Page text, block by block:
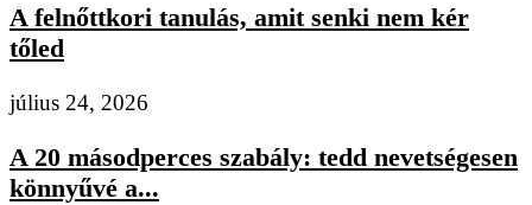
A felnőttkori tanulás, amit senki nem kér
tőled
július 24, 2026
A 20 másodperces szabály: tedd nevetségesen
könnyűvé a...